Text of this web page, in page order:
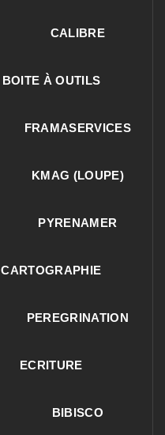
CALIBRE
BOITE À OUTILS
FRAMASERVICES
KMAG (LOUPE)
PYRENAMER
CARTOGRAPHIE
PEREGRINATION
ECRITURE
BIBISCO